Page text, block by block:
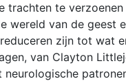
trachten te
wereld van de geest
zijn tot wat
van Clayton